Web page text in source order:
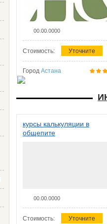
00.00.0000
Стоимость: Уточните
Город Астана
курсы калькуляции в
общепите
00.00.0000
Стоимость: Уточните